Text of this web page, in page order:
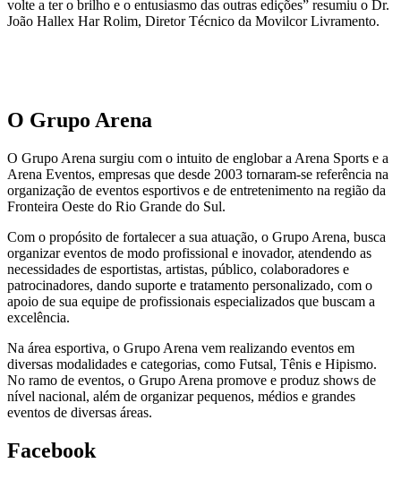
volte a ter o brilho e o entusiasmo das outras edições” resumiu o Dr.
João Hallex Har Rolim, Diretor Técnico da Movilcor Livramento.
O Grupo Arena
O Grupo Arena surgiu com o intuito de englobar a Arena Sports e a
Arena Eventos, empresas que desde 2003 tornaram-se referência na
organização de eventos esportivos e de entretenimento na região da
Fronteira Oeste do Rio Grande do Sul.
Com o propósito de fortalecer a sua atuação, o Grupo Arena, busca
organizar eventos de modo profissional e inovador, atendendo as
necessidades de esportistas, artistas, público, colaboradores e
patrocinadores, dando suporte e tratamento personalizado, com o
apoio de sua equipe de profissionais especializados que buscam a
excelência.
Na área esportiva, o Grupo Arena vem realizando eventos em
diversas modalidades e categorias, como Futsal, Tênis e Hipismo.
No ramo de eventos, o Grupo Arena promove e produz shows de
nível nacional, além de organizar pequenos, médios e grandes
eventos de diversas áreas.
Facebook